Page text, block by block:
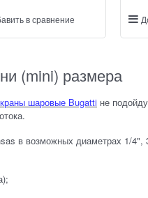
в сравнение
(mini) размера
краны шаровые Bugatti не
в возможных диаметрах 1/4",